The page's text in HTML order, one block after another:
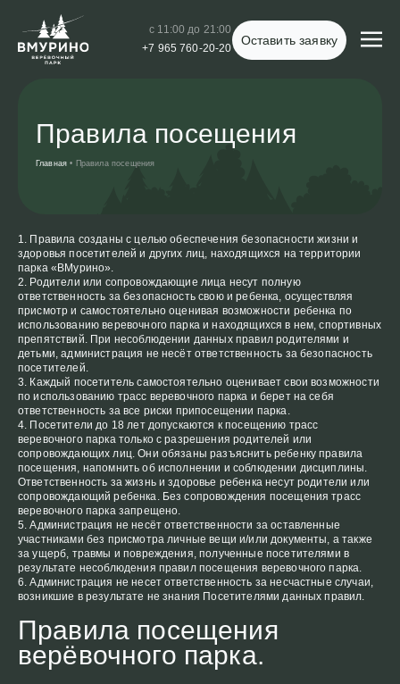
с 11:00 до 21:00
+7 965 760-20-20
Оставить заявку
Правила посещения
Главная • Правила посещения
Правила созданы с целью обеспечения безопасности жизни и
здоровья посетителей и других лиц, находящихся на территории
парка «ВМурино».
Родители или сопровождающие лица несут полную
ответственность за безопасность свою и ребенка, осуществляя
присмотр и самостоятельно оценивая возможности ребенка по
использованию веревочного парка и находящихся в нем, спортивных
препятствий. При несоблюдении данных правил родителями и
детьми, администрация не несёт ответственность за безопасность
посетителей.
Каждый посетитель самостоятельно оценивает свои возможности
по использованию трасс веревочного парка и берет на себя
ответственность за все риски припосещении парка.
Посетители до 18 лет допускаются к посещению трасс
веревочного парка только с разрешения родителей или
сопровождающих лиц. Они обязаны разъяснить ребенку правила
посещения, напомнить об исполнении и соблюдении дисциплины.
Ответственность за жизнь и здоровье ребенка несут родители или
сопровождающий ребенка. Без сопровождения посещения трасс
веревочного парка запрещено.
Администрация не несёт ответственности за оставленные
участниками без присмотра личные вещи и/или документы, а также
за ущерб, травмы и повреждения, полученные посетителями в
результате несоблюдения правил посещения веревочного парка.
Администрация не несет ответственность за несчастные случаи,
возникшие в результате не знания Посетителями данных правил.
Правила посещения
верёвочного парка.